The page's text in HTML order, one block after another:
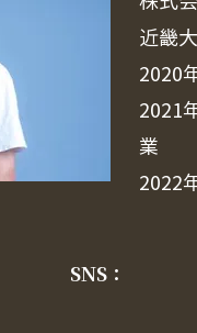
近畿
2020
2021
業
2022
SNS：